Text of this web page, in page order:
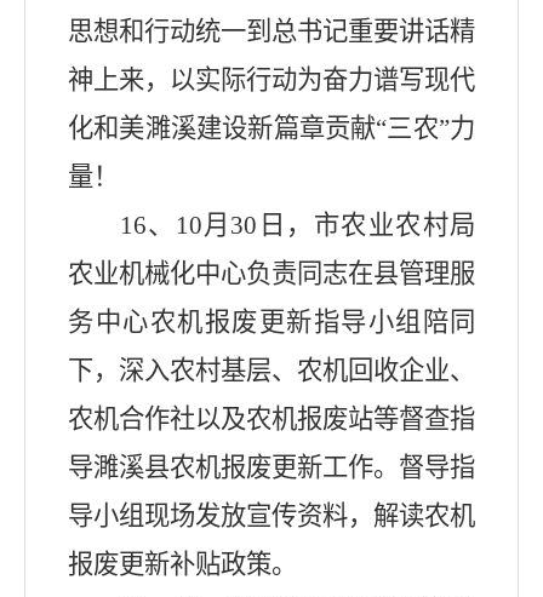
思想和行动统一到总书记重要讲话精
神上来，以实际行动为奋力谱写现代
化和美濉溪建设新篇章贡献“三农”力
量！
16、 10月 30 日，市农业农村局
农业机械化中心负责同志在县管理服
务中心农机报废更新指导小组陪同
下，深入农村基层、农机回收企业、
农机合作社以及农机报废站等督查指
导濉溪县农机报废更新工作。督导指
导小组现场发放宣传资料，解读农机
报废更新补贴政策。